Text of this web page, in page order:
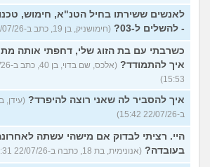
לאנשים ששירתו בחיל הטנ"א, חימוש,
- להשלים ל-03?
(חימושניק, בן 19, כתב ב-22/07/26 16:04)
כשרבתי עם בת הזוג שלי, דחפתי אותה
איך להתמודד?
(אלכס, שם
15:53)
איך להסביר לה שאני רוצה להיפרד?
ב-22/07/26 15:42)
היי. רציתי לבדוק אם מישהי עשתה
בעובדה? (אנונימית, בת 18, כתבה ב-22/07/26 15:31)